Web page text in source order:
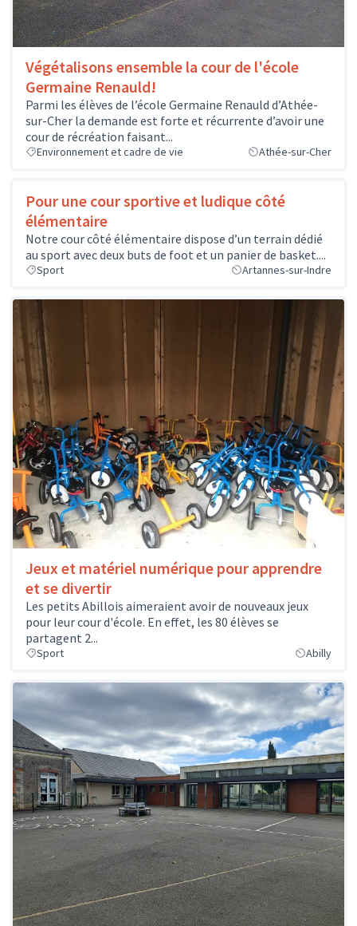
Végétalisons ensemble la cour de l'école
Germaine Renauld!
Parmi les élèves de l’école Germaine Renauld d’Athée-
sur-Cher la demande est forte et récurrente d’avoir une
cour de récréation faisant...
Environnement et cadre de vie Athée-sur-Cher
Pour une cour sportive et ludique côté
élémentaire
Notre cour côté élémentaire dispose d’un terrain dédié
au sport avec deux buts de foot et un panier de basket....
Sport Artannes-sur-Indre
Jeux et matériel numérique pour apprendre
et se divertir
Les petits Abillois aimeraient avoir de nouveaux jeux
pour leur cour d'école. En effet, les 80 élèves se
partagent 2...
Sport Abilly